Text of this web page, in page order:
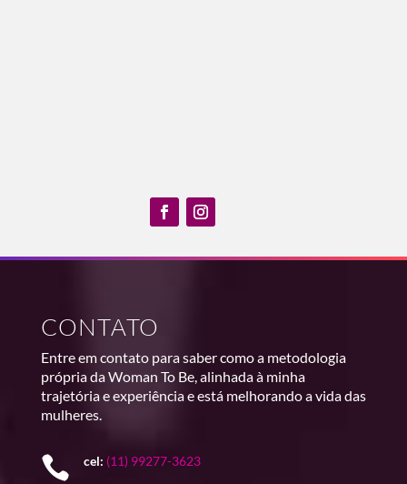
CONTATO
Entre em contato para saber como a metodologia
própria da Woman To Be, alinhada à minha
trajetória e experiência e está melhorando a vida das
mulheres.
 cel: (11) 99277-3623